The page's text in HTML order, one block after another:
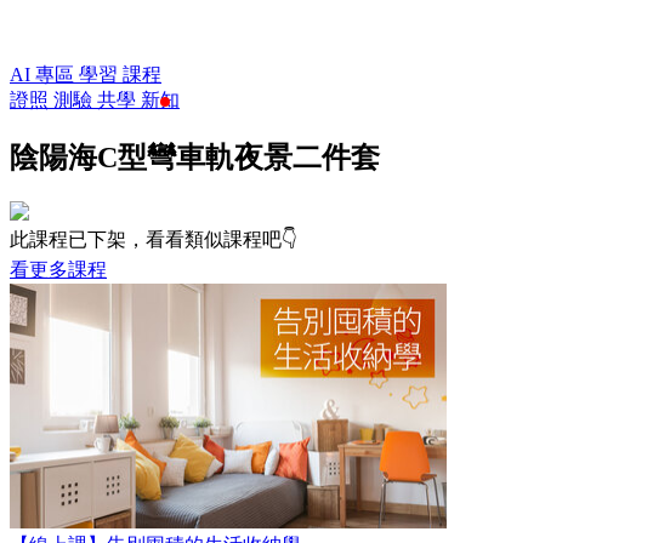
AI 專區 學習 課程
證照 測驗 共學 新知
陰陽海C型彎車軌夜景二件套
此課程已下架，看看類似課程吧👇
看更多課程